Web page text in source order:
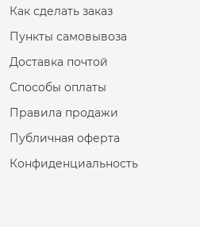
Как сделать заказ
Пункты самовывоза
Доставка почтой
Способы оплаты
Правила продажи
Публичная оферта
Конфиденциальность